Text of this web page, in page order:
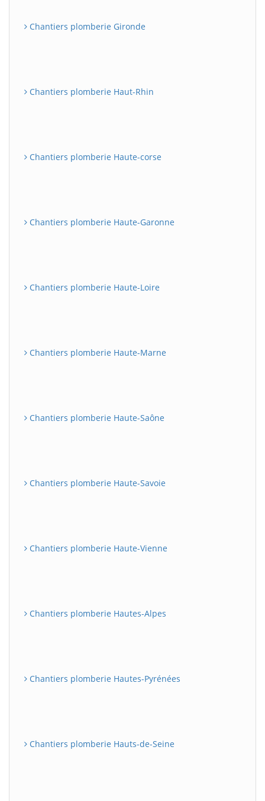
Chantiers plomberie Gironde
Chantiers plomberie Haut-Rhin
Chantiers plomberie Haute-corse
Chantiers plomberie Haute-Garonne
Chantiers plomberie Haute-Loire
Chantiers plomberie Haute-Marne
Chantiers plomberie Haute-Saône
Chantiers plomberie Haute-Savoie
Chantiers plomberie Haute-Vienne
Chantiers plomberie Hautes-Alpes
Chantiers plomberie Hautes-Pyrénées
Chantiers plomberie Hauts-de-Seine